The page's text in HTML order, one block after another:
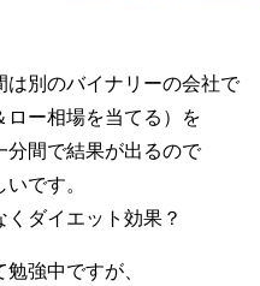
は別のバイナリーの会社で
ロー相場を当てる）を
分間で結果が出るので
です。
くダイエット効果？
強中ですが、